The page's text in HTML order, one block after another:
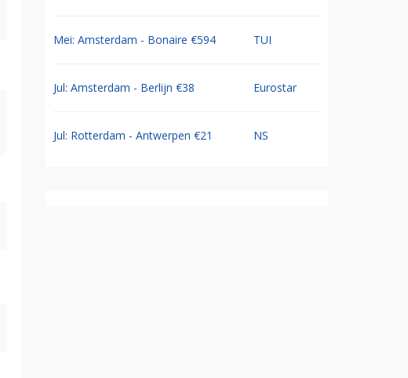
Mei: Amsterdam - Bonaire €594 TUI
Jul: Amsterdam - Berlijn €38 Eurostar
Jul: Rotterdam - Antwerpen €21 NS